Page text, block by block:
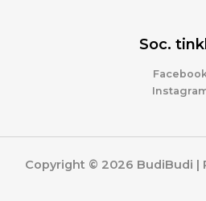
Soc.
Copyright © 2026 BudiBudi |